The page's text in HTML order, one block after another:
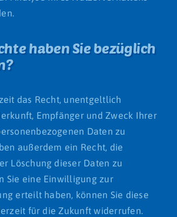
haben Sie bezüglich
das Recht, unentgeltlich
Empfänger und Zweck Ihrer
Daten zu
außerdem ein Recht, die
Löschung dieser Daten zu
Sie eine Einwilligung zur
erteilt haben, können Sie diese
für die Zukunft widerrufen.